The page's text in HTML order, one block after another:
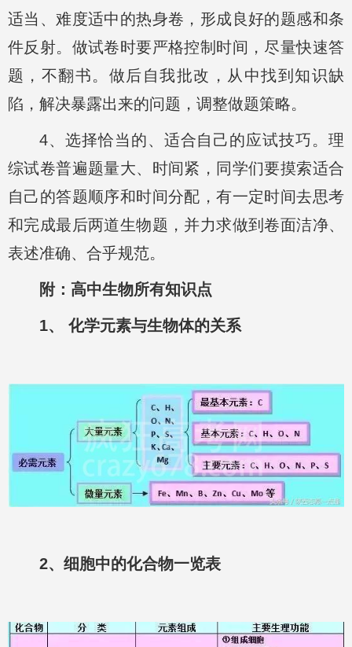
适当、难度适中的热身卷，形成良好的题感和条
件反射。做试卷时要严格控制时间，尽量快速答
题，不翻书。做后自我批改，从中找到知识缺
陷，解决暴露出来的问题，调整做题策略。
4、选择恰当的、适合自己的应试技巧。理
综试卷普遍题量大、时间紧，同学们要摸索适合
自己的答题顺序和时间分配，有一定时间去思考
和完成最后两道生物题，并力求做到卷面洁净、
表述准确、合乎规范。
附：高中生物所有知识点
1、 化学元素与生物体的关系
2、细胞中的化合物一览表